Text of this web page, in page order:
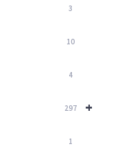
3
10
4
+
297
1